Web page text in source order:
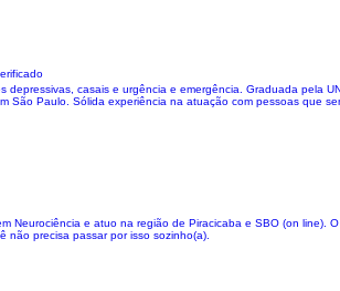
casais e urgência e emergência. Graduada pela
Paulo. Sólida experiência na atuação com pessoas que
e atuo na região de Piracicaba e SBO (on line).
precisa passar por isso sozinho(a).